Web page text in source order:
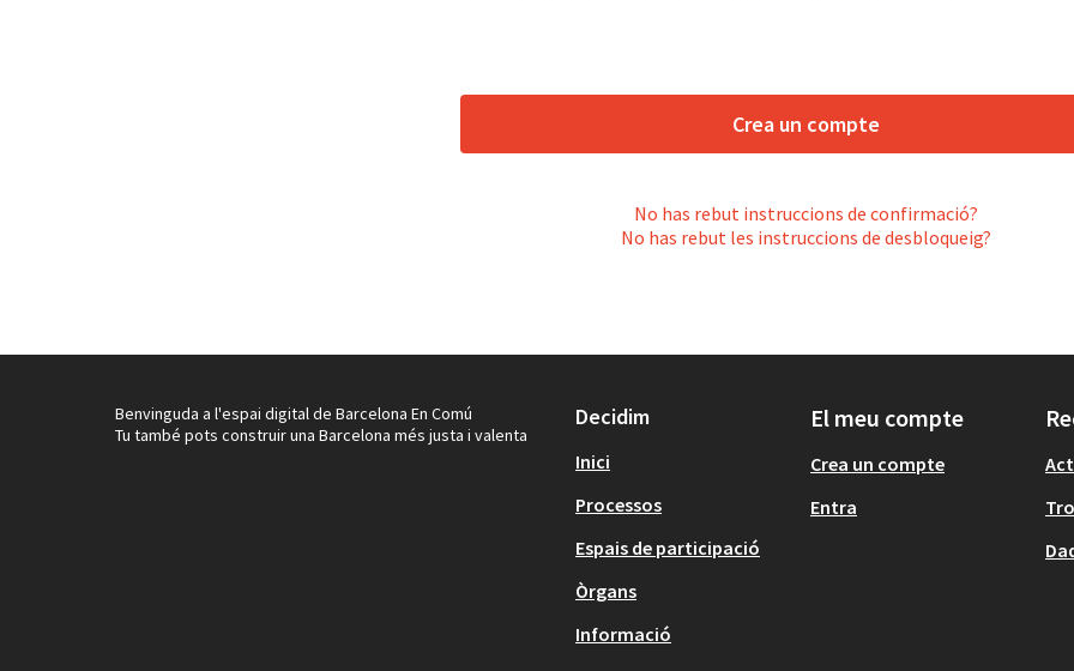
Crea un compte
No has rebut instruccions de confirmació?
No has rebut les instruccions de desbloqueig?
Benvinguda a l'espai digital de Barcelona En Comú
Tu també pots construir una Barcelona més justa i valenta
Decidim
Inici
Processos
Espais de participació
Òrgans
Informació
El meu compte
Crea un compte
Entra